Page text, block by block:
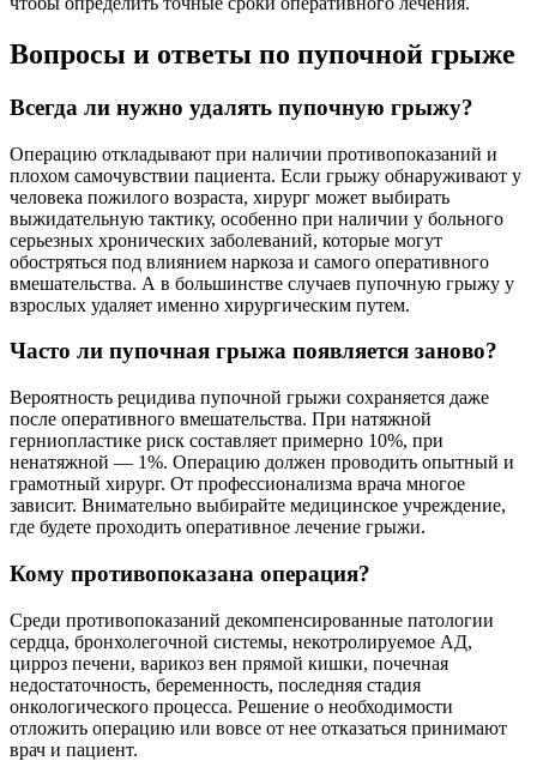
Вопросы и ответы по пупочной грыже
Всегда ли нужно удалять пупочную грыжу?
Операцию откладывают при наличии противопоказаний и
плохом самочувствии пациента. Если грыжу обнаруживают у
человека пожилого возраста, хирург может выбирать
выжидательную тактику, особенно при наличии у больного
серьезных хронических заболеваний, которые могут
обостряться под влиянием наркоза и самого оперативного
вмешательства. А в большинстве случаев пупочную грыжу у
взрослых удаляет именно хирургическим путем.
Часто ли пупочная грыжа появляется заново?
Вероятность рецидива пупочной грыжи сохраняется даже
после оперативного вмешательства. При натяжной
герниопластике риск составляет примерно 10%, при
ненатяжной — 1%. Операцию должен проводить опытный и
грамотный хирург. От профессионализма врача многое
зависит. Внимательно выбирайте медицинское учреждение,
где будете проходить оперативное лечение грыжи.
Кому противопоказана операция?
Среди противопоказаний декомпенсированные патологии
сердца, бронхолегочной системы, некотролируемое АД,
цирроз печени, варикоз вен прямой кишки, почечная
недостаточность, беременность, последняя стадия
онкологического процесса. Решение о необходимости
отложить операцию или вовсе от нее отказаться принимают
врач и пациент.